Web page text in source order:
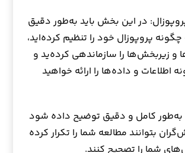
در این بخش باید به‌طور دقیق
پروپوزال خود را تنظیم کرده‌اید،
زیربخش‌ها را سازماندهی کرده‌ید و
اطلاعات و داده‌ها را ارائه خواهید
به‌طور کامل و دقیق توضیح داده شود
بتوانند مطالعه شما را تکرار کرده
شما را تصحیح کنند.